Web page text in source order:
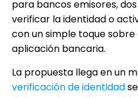
para bancos emisores,
verificar la identidad o
con un simple toque
aplicación bancaria.
La propuesta llega en un
verificación de identidad